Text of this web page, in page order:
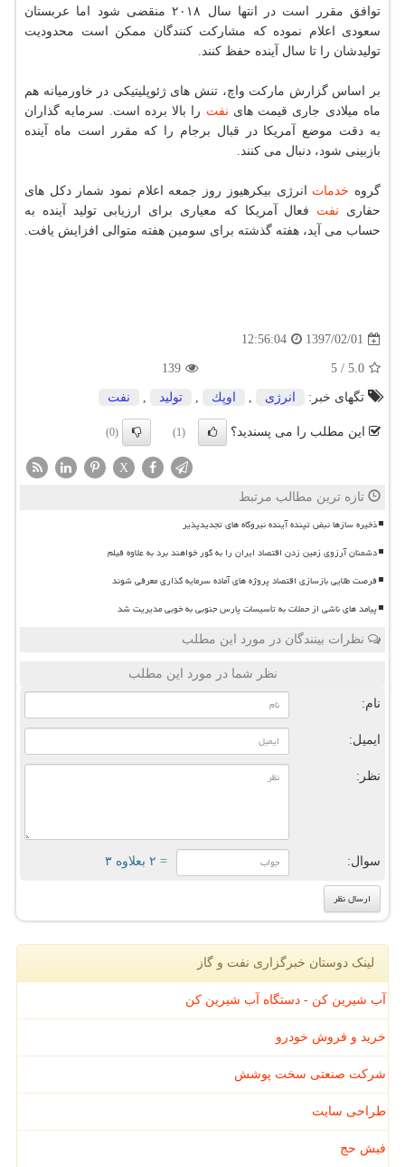
توافق مقرر است در انتها سال ۲۰۱۸ منقضی شود اما عربستان
سعودی اعلام نموده كه مشاركت كنندگان ممكن است محدودیت
تولیدشان را تا سال آینده حفظ كنند.
بر اساس گزارش ماركت واچ، تنش های ژئوپلیتیكی در خاورمیانه هم
ماه میلادی جاری قیمت های نفت را بالا برده است. سرمایه گذاران
به دقت موضع آمریكا در قبال برجام را كه مقرر است ماه آینده
بازبینی شود، دنبال می كنند.
گروه خدمات انرژی بیكرهیوز روز جمعه اعلام نمود شمار دكل های
حفاری نفت فعال آمریكا كه معیاری برای ارزیابی تولید آینده به
حساب می آید، هفته گذشته برای سومین هفته متوالی افزایش یافت.
1397/02/01
12:56:04
5.0
/
5
139
تگهای خبر: انرژی , اوپك , تولید , نفت
این مطلب را می پسندید؟ (1)
(0)
X
تازه ترین مطالب مرتبط
ذخیره سازها نبض تپنده آینده نیروگاه های تجدیدپذیر
دشمنان آرزوی زمین زدن اقتصاد ایران را به گور خواهند برد به علاوه فیلم
فرصت طلایی بازسازی اقتصاد پروژه های آماده سرمایه گذاری معرفی شوند
پیامد های ناشی از حملات به تأسیسات پارس جنوبی به خوبی مدیریت شد
نظرات بینندگان در مورد این مطلب
نظر شما در مورد این مطلب
نام:
ایمیل:
نظر:
سوال: = ۲ بعلاوه ۳
لینک دوستان خبرگزاری نفت و گاز
آب شیرین کن - دستگاه آب شیرین کن
خرید و فروش خودرو
شرکت صنعتی سخت پوشش
طراحی سایت
فیش حج